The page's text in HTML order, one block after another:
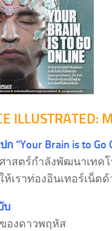
ILLUSTRATED:
ก “Your Brain is to Go
าสตร์กำลังพัฒนาเทค
ห้เราท่องอินเทอร์เน็ต
บ
องดาวพฤหัส